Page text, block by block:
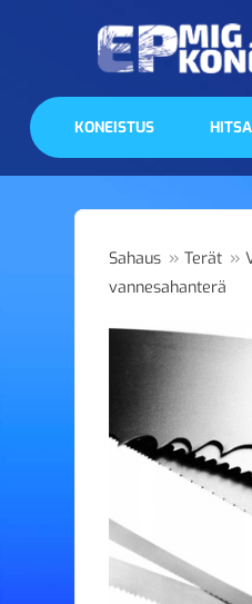
KONEISTUS
Sahaus »Terät »
vannesahanterä